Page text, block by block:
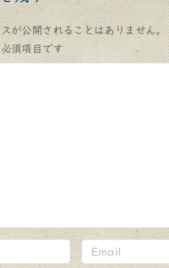
が公開されることはありません。
須項目です
E